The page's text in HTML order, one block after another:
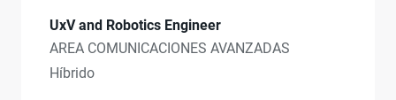
UxV and Robotics Engineer
AREA COMUNICACIONES AVANZADAS
Híbrido